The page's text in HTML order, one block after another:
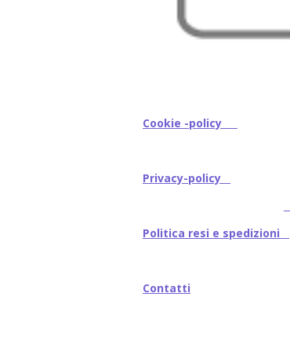
Cookie -policy
Privacy-policy
Politica resi e spedizioni
Contatti